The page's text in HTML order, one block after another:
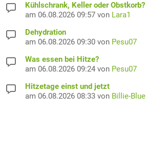
Kühlschrank, Keller oder Obstkorb?
am 06.08.2026 09:57 von Lara1
Dehydration
am 06.08.2026 09:30 von Pesu07
Was essen bei Hitze?
am 06.08.2026 09:24 von Pesu07
Hitzetage einst und jetzt
am 06.08.2026 08:33 von Billie-Blue